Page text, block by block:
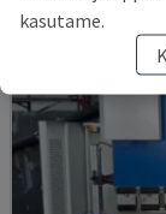
kasutame.